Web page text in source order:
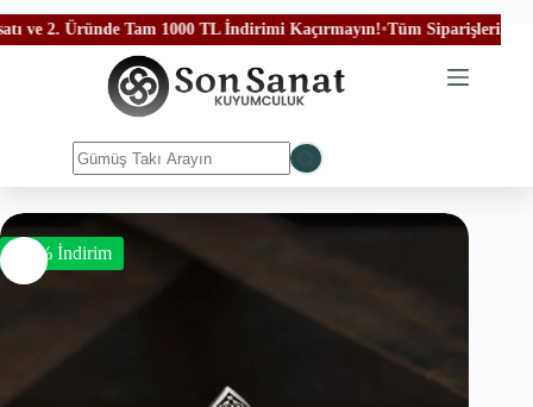
Üründe Tam 1000 TL İndirimi Kaçırmayın!•Tüm Siparişleriniz
-50% İndirim